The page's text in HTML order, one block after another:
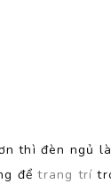
thì đèn ngủ
đểtrang trí